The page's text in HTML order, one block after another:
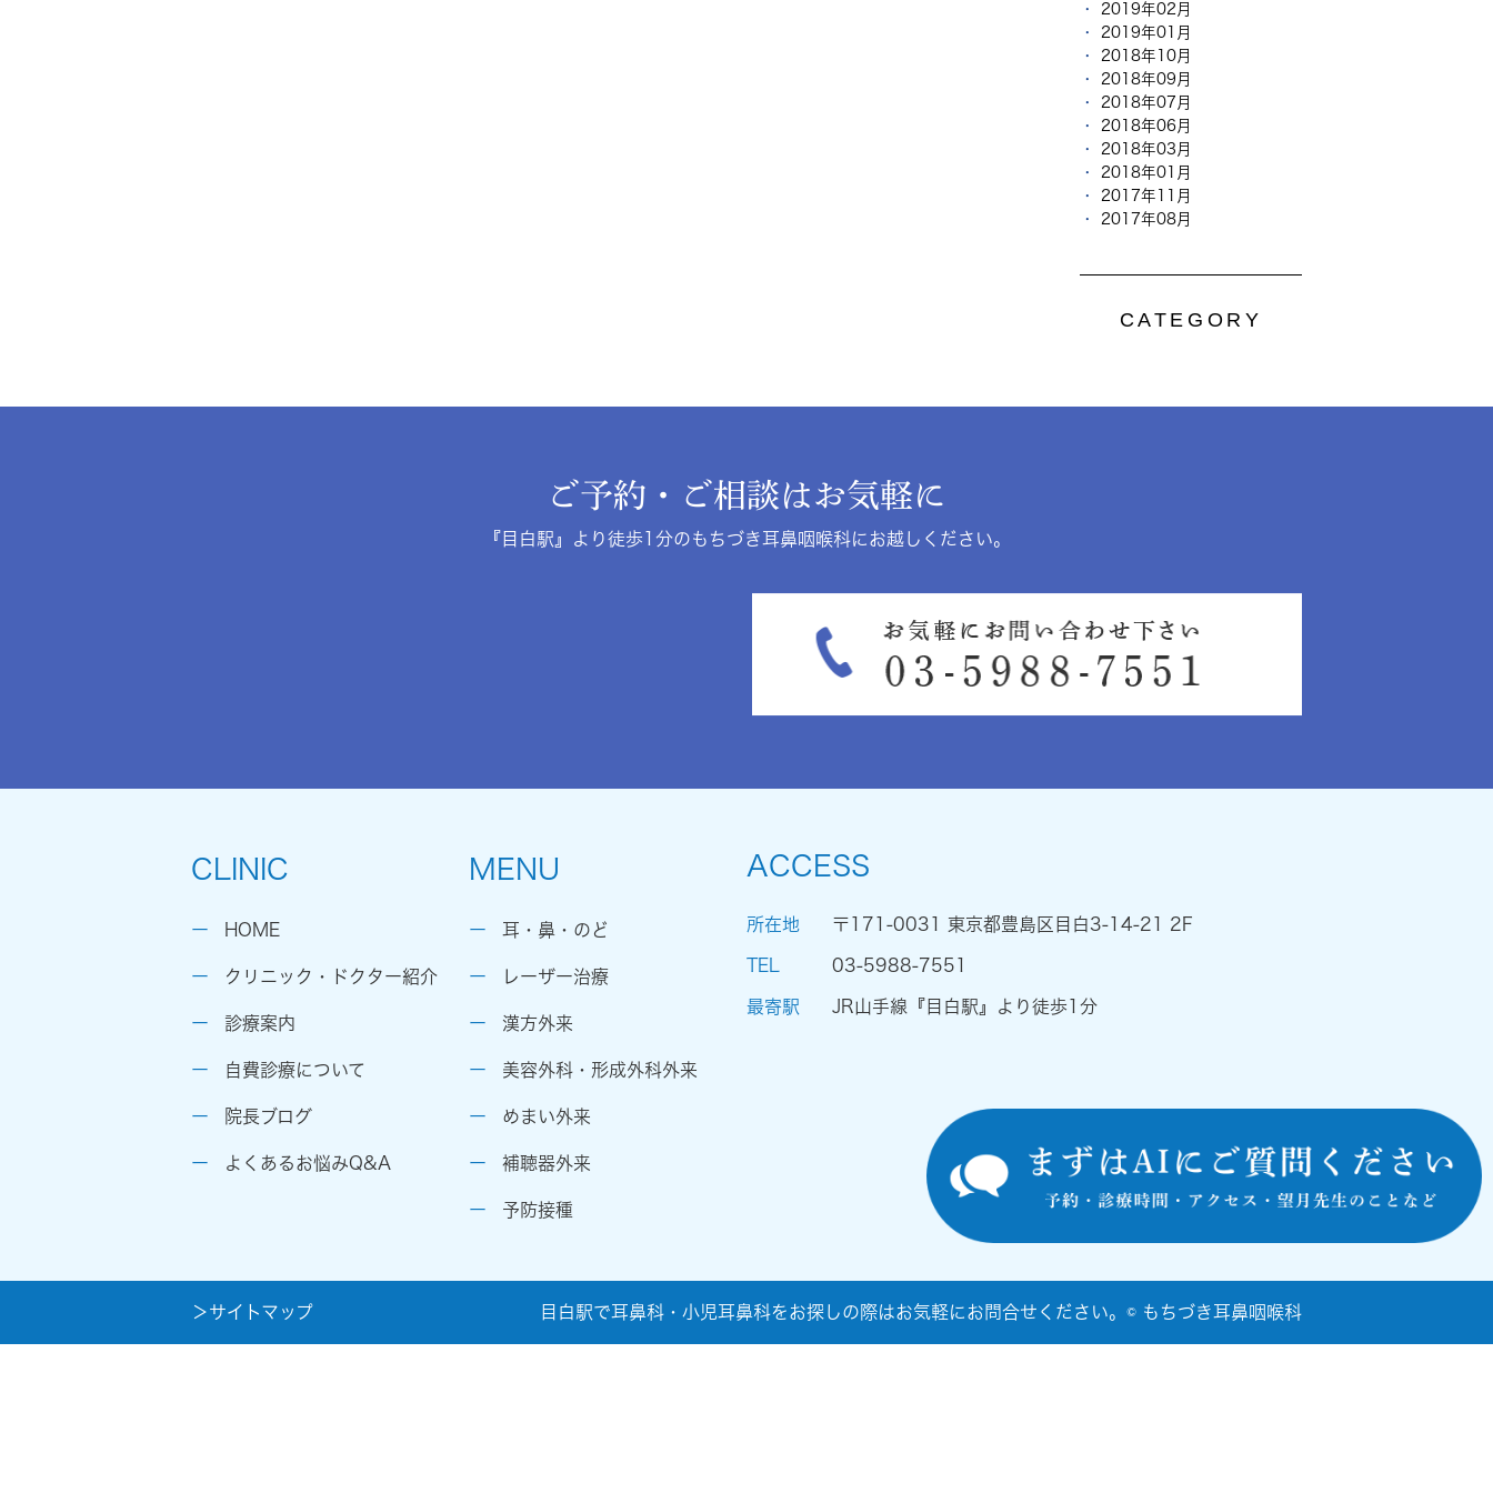
2019年02月
2019年01月
2018年10月
2018年09月
2018年07月
2018年06月
2018年03月
2018年01月
2017年11月
2017年08月
CATEGORY
ご予約・ご相談はお気軽に
『目白駅』より徒歩1分のもちづき耳鼻咽喉科にお越しください。
CLINIC
HOME
クリニック・ドクター紹介
診療案内
自費診療について
院長ブログ
よくあるお悩みQ&A
MENU
耳・鼻・のど
レーザー治療
漢方外来
美容外科・形成外科外来
めまい外来
補聴器外来
予防接種
ACCESS
所在地 〒171-0031 東京都豊島区目白3-14-21 2F
TEL 03-5988-7551
最寄駅 JR山手線『目白駅』より徒歩1分
＞サイトマップ 目白駅で耳鼻科・小児耳鼻科をお探しの際はお気軽にお問合せください。© もちづき耳鼻咽喉科